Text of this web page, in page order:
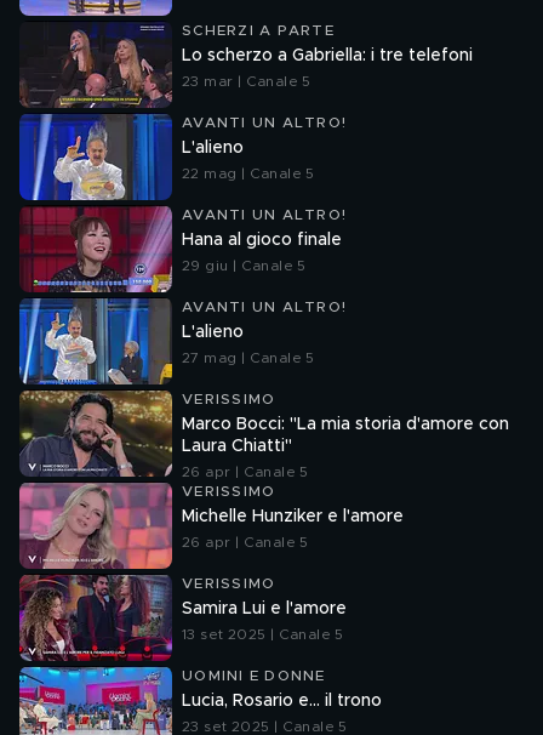
SCHERZI A PARTE
Lo scherzo a Gabriella: i tre telefoni
23 mar | Canale 5
AVANTI UN ALTRO!
L'alieno
22 mag | Canale 5
AVANTI UN ALTRO!
Hana al gioco finale
29 giu | Canale 5
AVANTI UN ALTRO!
L'alieno
27 mag | Canale 5
VERISSIMO
Marco Bocci: "La mia storia d'amore con
Laura Chiatti"
26 apr | Canale 5
VERISSIMO
Michelle Hunziker e l'amore
26 apr | Canale 5
VERISSIMO
Samira Lui e l'amore
13 set 2025 | Canale 5
UOMINI E DONNE
Lucia, Rosario e... il trono
23 set 2025 | Canale 5